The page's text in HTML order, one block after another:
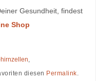
Gesundheit, findest
Shop
,
diesen Permalink.